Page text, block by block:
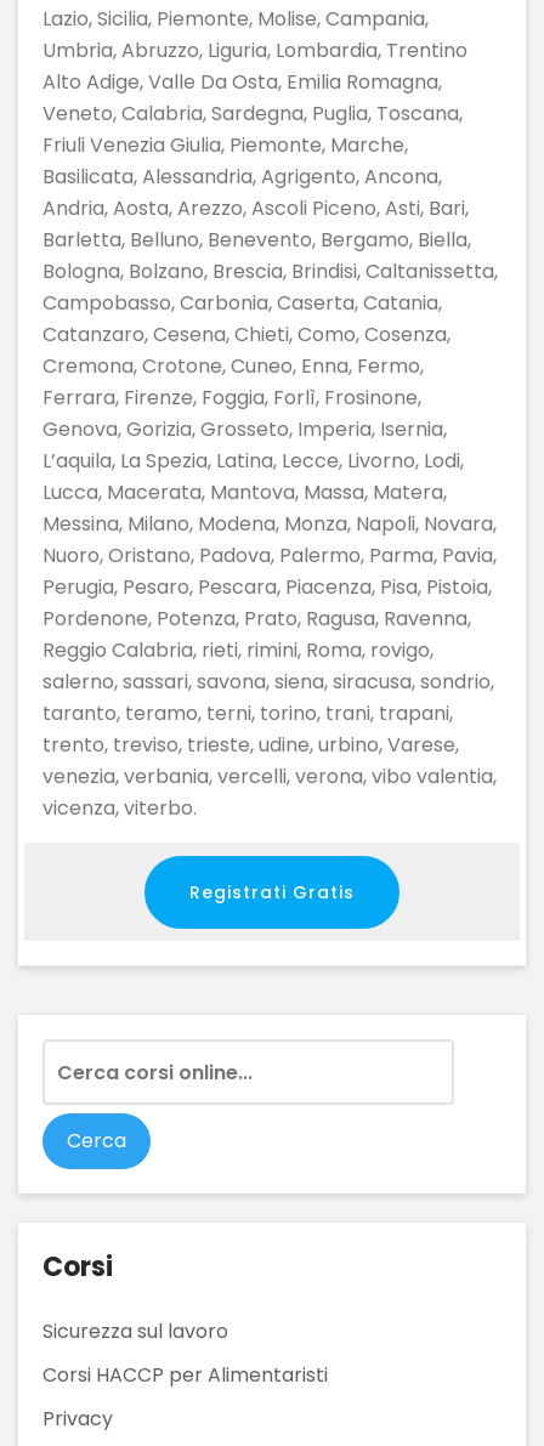
Lazio, Sicilia, Piemonte, Molise, Campania,
Umbria, Abruzzo, Liguria, Lombardia, Trentino
Alto Adige, Valle Da Osta, Emilia Romagna,
Veneto, Calabria, Sardegna, Puglia, Toscana,
Friuli Venezia Giulia, Piemonte, Marche,
Basilicata, Alessandria, Agrigento, Ancona,
Andria, Aosta, Arezzo, Ascoli Piceno, Asti, Bari,
Barletta, Belluno, Benevento, Bergamo, Biella,
Bologna, Bolzano, Brescia, Brindisi, Caltanissetta,
Campobasso, Carbonia, Caserta, Catania,
Catanzaro, Cesena, Chieti, Como, Cosenza,
Cremona, Crotone, Cuneo, Enna, Fermo,
Ferrara, Firenze, Foggia, Forlì, Frosinone,
Genova, Gorizia, Grosseto, Imperia, Isernia,
L’aquila, La Spezia, Latina, Lecce, Livorno, Lodi,
Lucca, Macerata, Mantova, Massa, Matera,
Messina, Milano, Modena, Monza, Napoli, Novara,
Nuoro, Oristano, Padova, Palermo, Parma, Pavia,
Perugia, Pesaro, Pescara, Piacenza, Pisa, Pistoia,
Pordenone, Potenza, Prato, Ragusa, Ravenna,
Reggio Calabria, rieti, rimini, Roma, rovigo,
salerno, sassari, savona, siena, siracusa, sondrio,
taranto, teramo, terni, torino, trani, trapani,
trento, treviso, trieste, udine, urbino, Varese,
venezia, verbania, vercelli, verona, vibo valentia,
vicenza, viterbo.
Registrati Gratis
Corsi
Sicurezza sul lavoro
Corsi HACCP per Alimentaristi
Privacy